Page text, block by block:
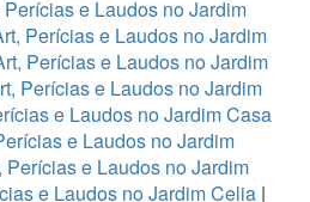
Perícias e Laudos no Jardim
Perícias e Laudos no Jardim
Perícias e Laudos no Jardim
Perícias e Laudos no Jardim
e Laudos no Jardim Casa
e Laudos no Jardim
Perícias e Laudos no Jardim
e Laudos no Jardim Celia|